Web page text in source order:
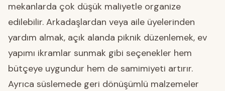
mekanlarda çok düşük maliyetle organize
edilebilir. Arkadaşlardan veya aile üyelerinden
yardım almak, açık alanda piknik düzenlemek, ev
yapımı ikramlar sunmak gibi seçenekler hem
bütçeye uygundur hem de samimiyeti artırır.
Ayrıca süslemede geri dönüşümlü malzemeler